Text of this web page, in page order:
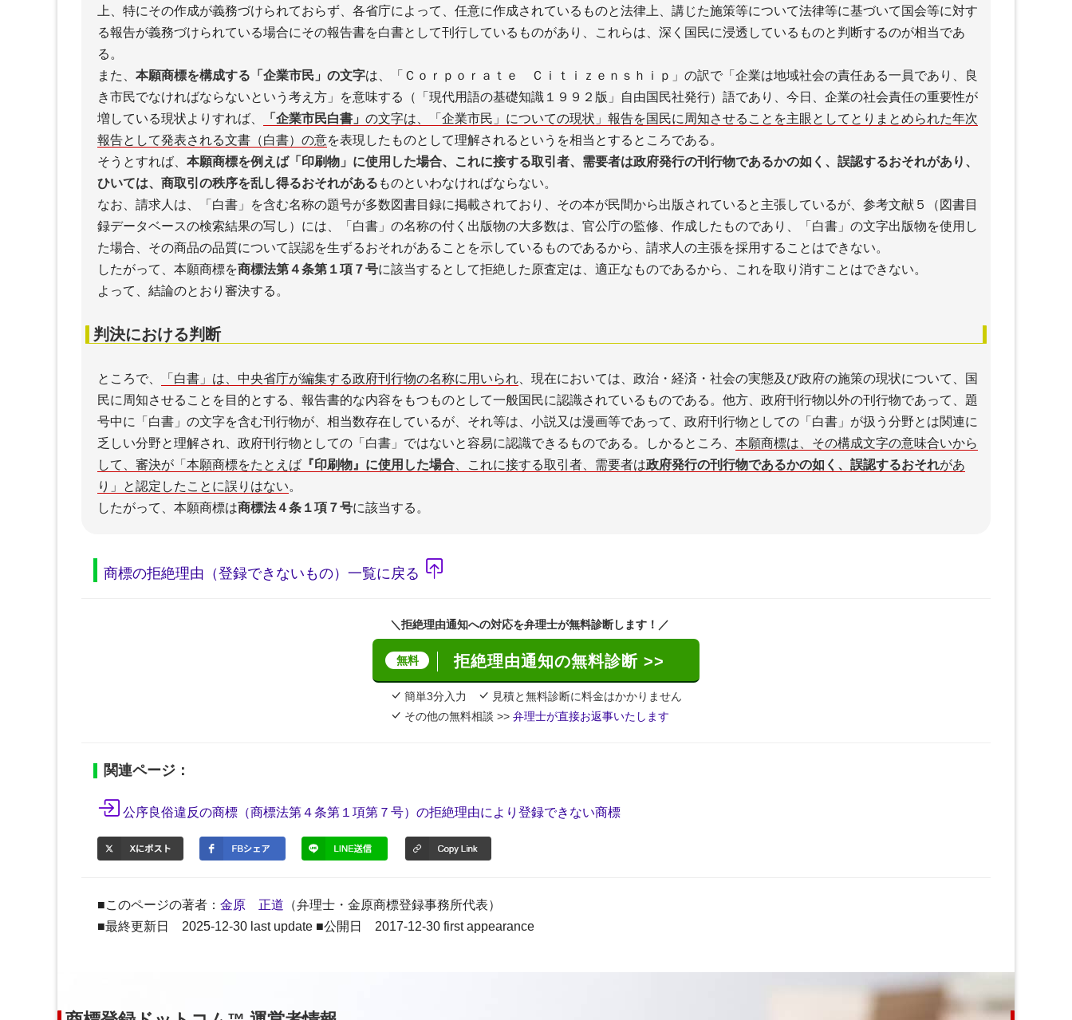
上、特にその作成が義務づけられておらず、各省庁によって、任意に作成されているものと法律上、講じた施策等について法律等に基づいて国会等に対す
る報告が義務づけられている場合にその報告書を白書として刊行しているものがあり、これらは、深く国民に浸透しているものと判断するのが相当であ
る。
また、 本願商標を構成する「企業市民」の文字は、「Ｃｏｒｐｏｒａｔｅ Ｃｉｔｉｚｅｎｓｈｉｐ」の訳で「企業は地域社会の責任ある一員であり、良
き市民でなければならないという考え方」を意味する（「現代用語の基礎知識１９９２版」自由国民社発行）語であり、今日、企業の社会責任の重要性が
増している現状よりすれば、
「企業市民白書」 の文字は、「企業市民」についての現状」報告を国民に周知させることを主眼としてとりまとめられた年次
報告として発表される文書（白書）の意を表現したものとして理解されるというを相当とするところである。
そうとすれば、 本願商標を例えば「印刷物」に使用した場合、これに接する取引者、需要者は政府発行の刊行物であるかの如く、誤認するおそれがあり、
ひいては、商取引の秩序を乱し得るおそれがある ものといわなければならない。
なお、請求人は、「白書」を含む名称の題号が多数図書目録に掲載されており、その本が民間から出版されていると主張しているが、参考文献５（図書目
録データベースの検索結果の写し）には、「白書」の名称の付く出版物の大多数は、官公庁の監修、作成したものであり、「白書」の文字出版物を使用し
た場合、その商品の品質について誤認を生ずるおそれがあることを示しているものであるから、請求人の主張を採用することはできない。
したがって、本願商標を商標法第４条第１項７号に該当するとして拒絶した原査定は、適正なものであるから、これを取り消すことはできない。
よって、結論のとおり審決する。
判決における判断
ところで、 「白書」は、中央省庁が編集する政府刊行物の名称に用いられ 、現在においては、政治・経済・社会の実態及び政府の施策の現状について、国
民に周知させることを目的とする、報告書的な内容をもつものとして一般国民に認識されているものである。他方、政府刊行物以外の刊行物であって、題
号中に「白書」の文字を含む刊行物が、相当数存在しているが、それ等は、小説又は漫画等であって、政府刊行物としての「白書」が扱う分野とは関連に
乏しい分野と理解され、政府刊行物としての「白書」ではないと容易に認識できるものである。しかるところ、 本願商標は、その構成文字の意味合いから
して、審決が「本願商標をたとえば 『印刷物』に使用した場合 、これに接する取引者、需要者は政府発行の刊行物であるかの如く、誤認するおそれがあ
り」と認定したことに誤りはない。
したがって、本願商標は商標法４条１項７号に該当する。
商標の拒絶理由（登録できないもの）一覧に戻る
＼拒絶理由通知への対応を弁理士が無料診断します！／
無料 拒絶理由通知の無料診断 >>
簡単3分入力
見積と無料診断に料金はかかりません
その他の無料相談 >>弁理士が直接お返事いたします
関連ページ：
公序良俗違反の商標（商標法第４条第１項第７号）の拒絶理由により登録できない商標
■このページの著者： 金原 正道 （弁理士・金原商標登録事務所代表）
■最終更新日 2025-12-30 last update ■公開日 2017-12-30 first appearance